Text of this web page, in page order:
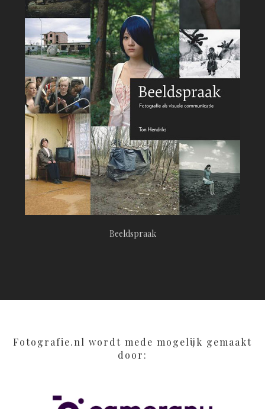
Beeldspraak
Fotografie.nl wordt mede mogelijk gemaakt
door: